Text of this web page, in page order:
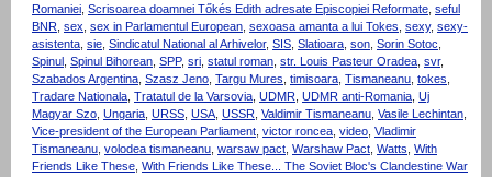
Romaniei, Scrisoarea doamnei Tőkés Edith adresate Episcopiei Reformate, seful
BNR, sex, sex in Parlamentul European, sexoasa amanta a lui Tokes, sexy, sexy-
asistenta, sie, Sindicatul National al Arhivelor, SIS, Slatioara, son, Sorin Sotoc,
Spinul , Spinul Bihorean, SPP, sri, statul roman, str. Louis Pasteur Oradea, svr,
Szabados Argentina, Szasz Jeno, Targu Mures, timisoara, Tismaneanu, tokes,
Tradare Nationala, Tratatul de la Varsovia, UDMR, UDMR anti-Romania, Uj
Magyar Szo, Ungaria, URSS, USA, USSR, Valdimir Tismaneanu, Vasile Lechintan,
Vice-president of the European Parliament, victor roncea, video, Vladimir
Tismaneanu, volodea tismaneanu, warsaw pact, Warshaw Pact, Watts, With
Friends Like These, With Friends Like These... The Soviet Bloc's Clandestine War